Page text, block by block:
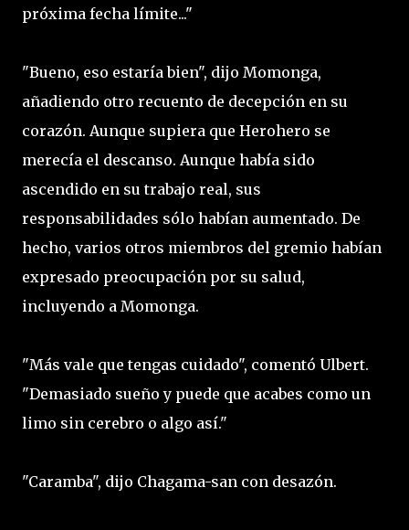
próxima fecha límite..."
"Bueno, eso estaría bien", dijo Momonga,
añadiendo otro recuento de decepción en su
corazón. Aunque supiera que Herohero se
merecía el descanso. Aunque había sido
ascendido en su trabajo real, sus
responsabilidades sólo habían aumentado. De
hecho, varios otros miembros del gremio habían
expresado preocupación por su salud,
incluyendo a Momonga.
"Más vale que tengas cuidado", comentó Ulbert.
"Demasiado sueño y puede que acabes como un
limo sin cerebro o algo así."
"Caramba", dijo Chagama-san con desazón.